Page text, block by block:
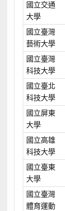
國立交通
大學
國立臺灣
藝術大學
國立臺灣
科技大學
國立臺北
科技大學
國立屏東
大學
國立高雄
科技大學
國立臺東
大學
國立臺灣
體育運動